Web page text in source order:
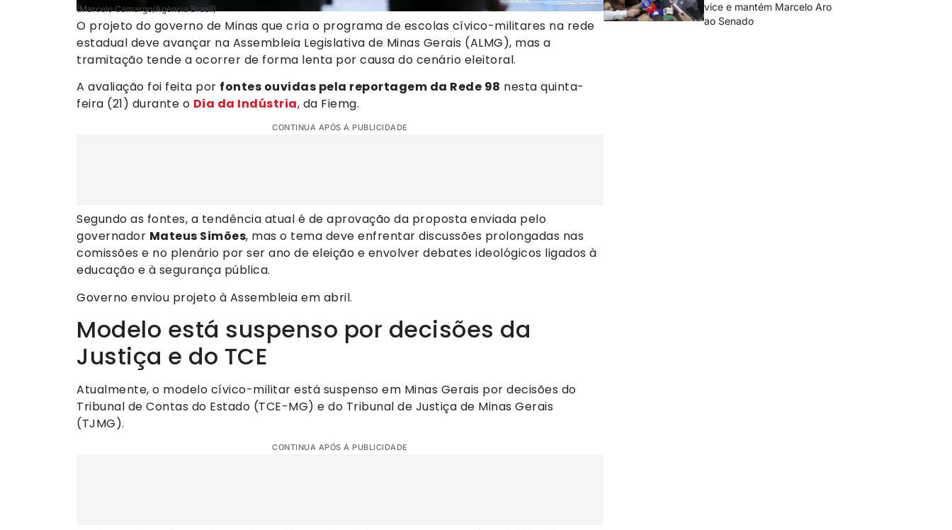
(Marcelo Camargo/Agência Brasil)
O projeto do governo de Minas que cria o programa de escolas cívico-militares na rede
estadual deve avançar na Assembleia Legislativa de Minas Gerais (ALMG), mas a
tramitação tende a ocorrer de forma lenta por causa do cenário eleitoral.
A avaliação foi feita por fontes ouvidas pela reportagem da Rede 98 nesta quinta-
feira (21) durante o Dia da Indústria, da Fiemg.
CONTINUA APÓS A PUBLICIDADE
Segundo as fontes, a tendência atual é de aprovação da proposta enviada pelo
governador Mateus Simões, mas o tema deve enfrentar discussões prolongadas nas
comissões e no plenário por ser ano de eleição e envolver debates ideológicos ligados à
educação e à segurança pública.
Governo enviou projeto à Assembleia em abril.
Modelo está suspenso por decisões da
Justiça e do TCE
Atualmente, o modelo cívico-militar está suspenso em Minas Gerais por decisões do
Tribunal de Contas do Estado (TCE-MG) e do Tribunal de Justiça de Minas Gerais
(TJMG).
CONTINUA APÓS A PUBLICIDADE
vice e mantém Marcelo Aro
ao Senado